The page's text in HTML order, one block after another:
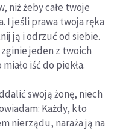
niż żeby całe twoje
I jeśli prawa twoja ręka
ją i odrzuć od siebie.
jeden z twoich
iść do piekła.
swoją żonę, niech
Każdy, kto
nierządu, naraża ją na